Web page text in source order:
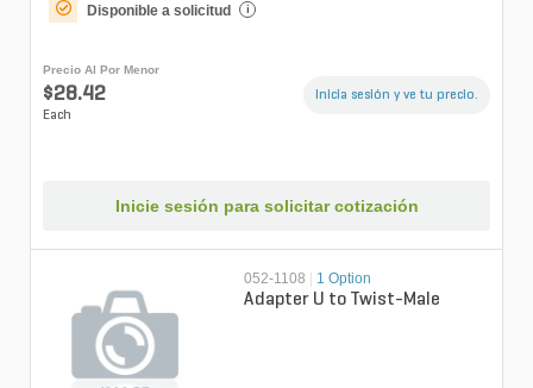
Disponible a solicitud i
Precio Al Por Menor
$28.42
Each
Inicia sesión y ve tu precio.
Inicie sesión para solicitar cotización
052-1108 1 Option
Adapter U to Twist-Male